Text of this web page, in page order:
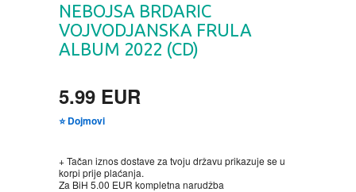
EDUKATIVNI
NEBOJSA BRDARIC
VOJVODJANSKA FRULA
ALBUM 2022 (CD)
5.99 EUR
⭐ Dojmovi
+ Tačan iznos dostave za tvoju državu prikazuje se u
korpi prije plaćanja.
Za BiH 5.00 EUR kompletna narudžba